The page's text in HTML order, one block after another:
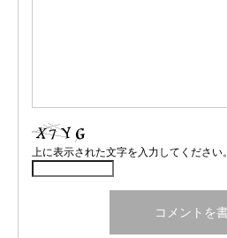
上に表示された文字を入力してください。